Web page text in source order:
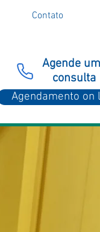
Contato
Agende
consulta
Agendamento on